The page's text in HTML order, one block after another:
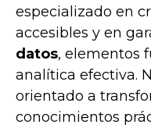
especializado en
accesibles y en
datos, elementos
analítica efectiva.
orientado a
conocimientos